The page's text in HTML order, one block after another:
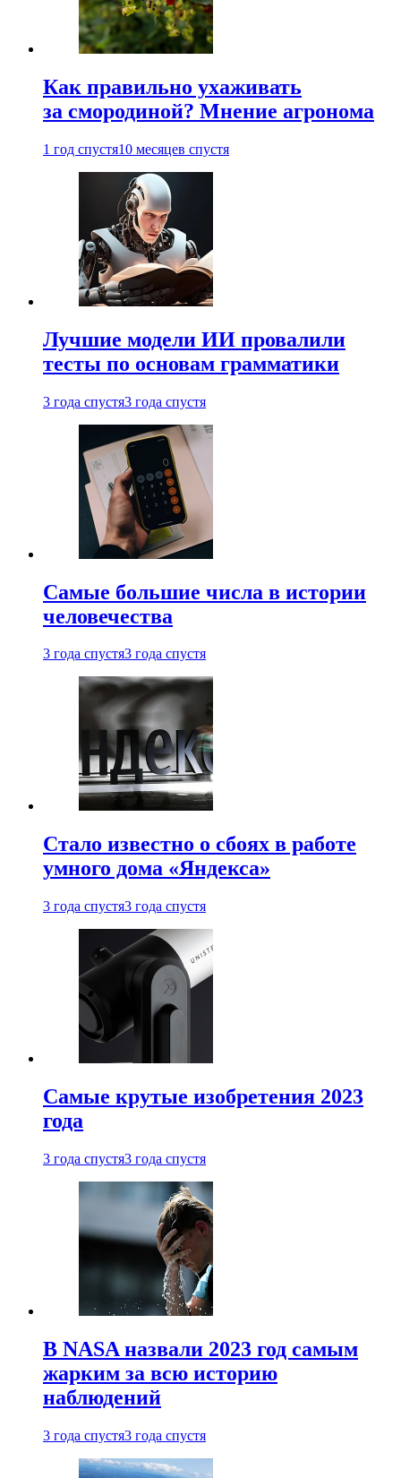
Как правильно ухаживать
за смородиной? Мнение агронома
1 год спустя10 месяцев спустя
Лучшие модели ИИ провалили
тесты по основам грамматики
3 года спустя3 года спустя
Самые большие числа в истории
человечества
3 года спустя3 года спустя
Стало известно о сбоях в работе
умного дома «Яндекса»
3 года спустя3 года спустя
Самые крутые изобретения 2023
года
3 года спустя3 года спустя
В NASA назвали 2023 год самым
жарким за всю историю
наблюдений
3 года спустя3 года спустя